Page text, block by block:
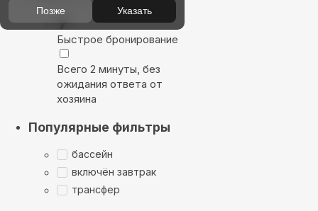
Быстрое бронирование
Всего 2 минуты, без
ожидания ответа от
хозяина
Популярные фильтры
бассейн
включён завтрак
трансфер
Позже Указать